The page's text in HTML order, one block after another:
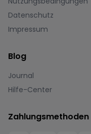
Datenschutz
Impressum
Blog
Journal
Hilfe-Center
Zahlungsmethoden